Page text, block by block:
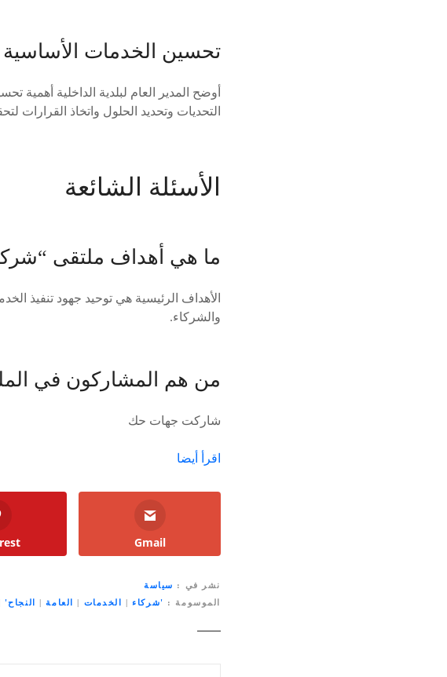
تحسين الخدمات الأساسية
أوضح المدير العام لبلدية الداخلية أهمية
التحديات وتحديد الحلول واتخاذ القرارات
الأسئلة الشائعة
ما هي أهداف ملتقى
الأهداف الرئيسية هي توحيد جهود تنفيذ
والشركاء.
من هم المشاركون في
شاركت جهات حك
اقرأ أيضا
Gmail
نشر في
سياسة
الموسومة
'‏شركاء| الخدمات | العامة| النجاح'